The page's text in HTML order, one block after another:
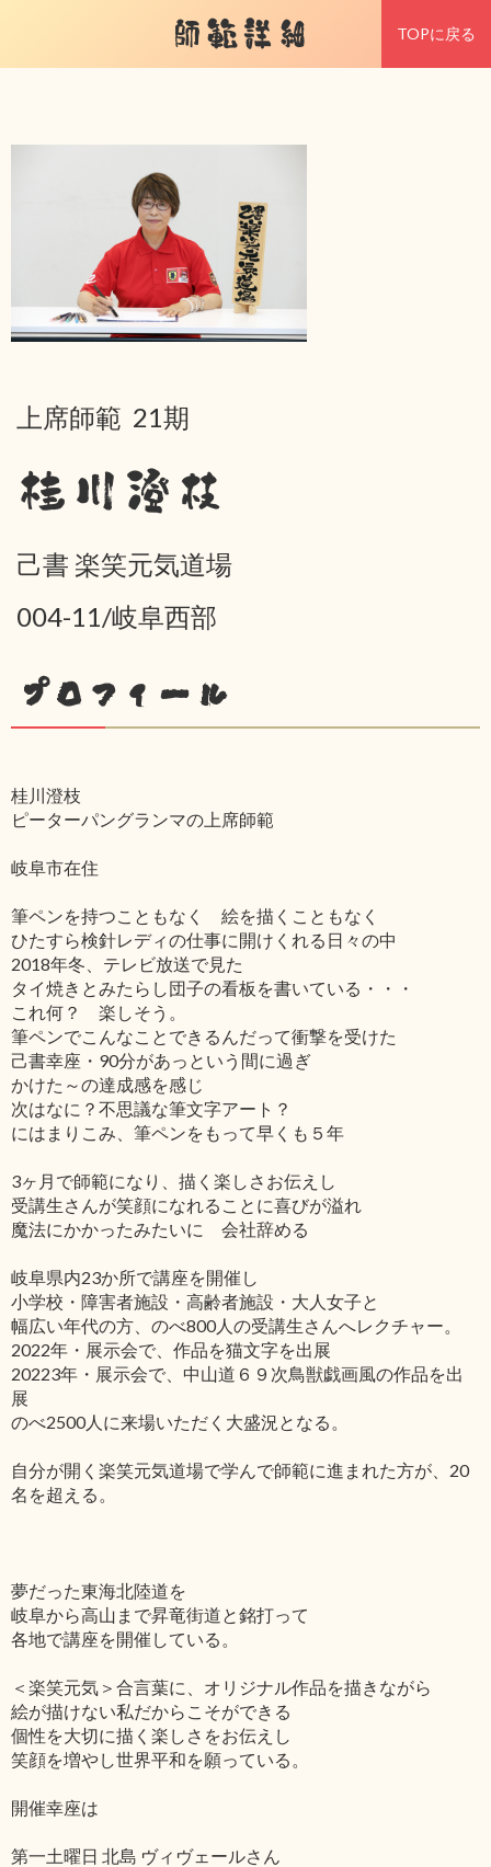
師範詳細 TOPに戻る
上席師範 21期
桂川澄枝
己書 楽笑元気道場
004-11/岐阜西部
プロフィール
桂川澄枝
ピーターパングランマの上席師範
岐阜市在住
筆ペンを持つこともなく 絵を描くこともなく
ひたすら検針レディの仕事に開けくれる日々の中
2018年冬、テレビ放送で見た
タイ焼きとみたらし団子の看板を書いている・・・
これ何？ 楽しそう。
筆ペンでこんなことできるんだって衝撃を受けた
己書幸座・90分があっという間に過ぎ
かけた～の達成感を感じ
次はなに？不思議な筆文字アート？
にはまりこみ、筆ペンをもって早くも５年
3ヶ月で師範になり、描く楽しさお伝えし
受講生さんが笑顔になれることに喜びが溢れ
魔法にかかったみたいに 会社辞める
岐阜県内23か所で講座を開催し
小学校・障害者施設・高齢者施設・大人女子と
幅広い年代の方、のべ800人の受講生さんへレクチャー。
2022年・展示会で、作品を猫文字を出展
20223年・展示会で、中山道６９次鳥獣戯画風の作品を出
展
のべ2500人に来場いただく大盛況となる。
自分が開く楽笑元気道場で学んで師範に進まれた方が、20
名を超える。
夢だった東海北陸道を
岐阜から高山まで昇竜街道と銘打って
各地で講座を開催している。
＜楽笑元気＞合言葉に、オリジナル作品を描きながら
絵が描けない私だからこそができる
個性を大切に描く楽しさをお伝えし
笑顔を増やし世界平和を願っている。
開催幸座は
第一土曜日 北島 ヴィヴェールさん